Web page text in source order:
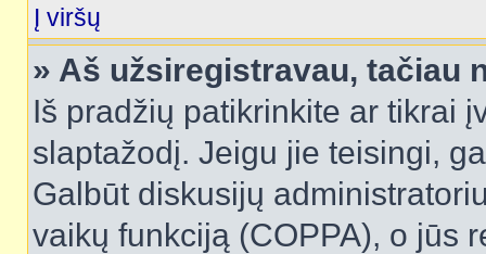
Į viršų
» Aš užsiregistravau, tačiau
Iš pradžių patikrinkite ar tikrai
slaptažodį. Jeigu jie teisingi,
Galbūt diskusijų
vaikų funkciją (COPPA), o jūs